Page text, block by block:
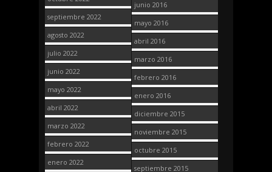
septiembre 2022
agosto 2022
julio 2022
junio 2022
mayo 2022
abril 2022
marzo 2022
febrero 2022
enero 2022
junio 2016
mayo 2016
abril 2016
marzo 2016
febrero 2016
enero 2016
diciembre 2015
noviembre 2015
octubre 2015
septiembre 2015